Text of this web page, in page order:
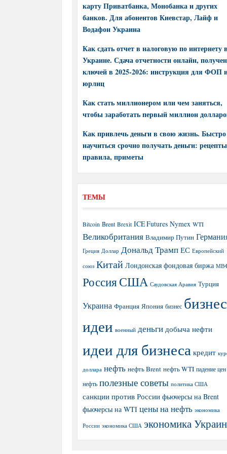
карту Приватбанка, Монобанка и других
банков. Для абонентов Киевстар, Лайф и
Водафон Украина
Как сдать отчет в налоговую по интернету в
Украине. Сдача отчетности онлайн,
ключей в 2025-2026: инструкция для ФОП
юрлиц
Как стать миллионером или чем заняться,
чтобы заработать первый миллион
Как привлечь деньги в свою жизнь. Быстро
научиться срочно получать деньги:
правила, приметы
ТЕМЫ
Bitcoin Brent Brexit ICE Futures Nymex WTI
Великобритания Владимир Путин
Греция Доллар Дональд Трамп ЕС Европейский
союз Китай Лондонская фондовая биржа
РоссияСША Саудовская Аравия Турция
Украина Франция Япония бизнес бизнес
идеи военный деньги добыча нефти
идеи для бизнеса кредит
доллара нефть нефть Brent нефть WTI падение
нефть полезные советы политика США
санкции против России фьючерсы на Brent
фьючерсы на WTI цены на нефть экономика
России экономика США экономика